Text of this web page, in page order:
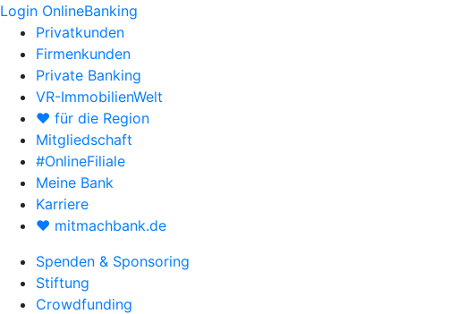
Login OnlineBanking
Privatkunden
Firmenkunden
Private Banking
VR-ImmobilienWelt
♥ für die Region
Mitgliedschaft
#OnlineFiliale
Meine Bank
Karriere
♥ mitmachbank.de
Spenden & Sponsoring
Stiftung
Crowdfunding